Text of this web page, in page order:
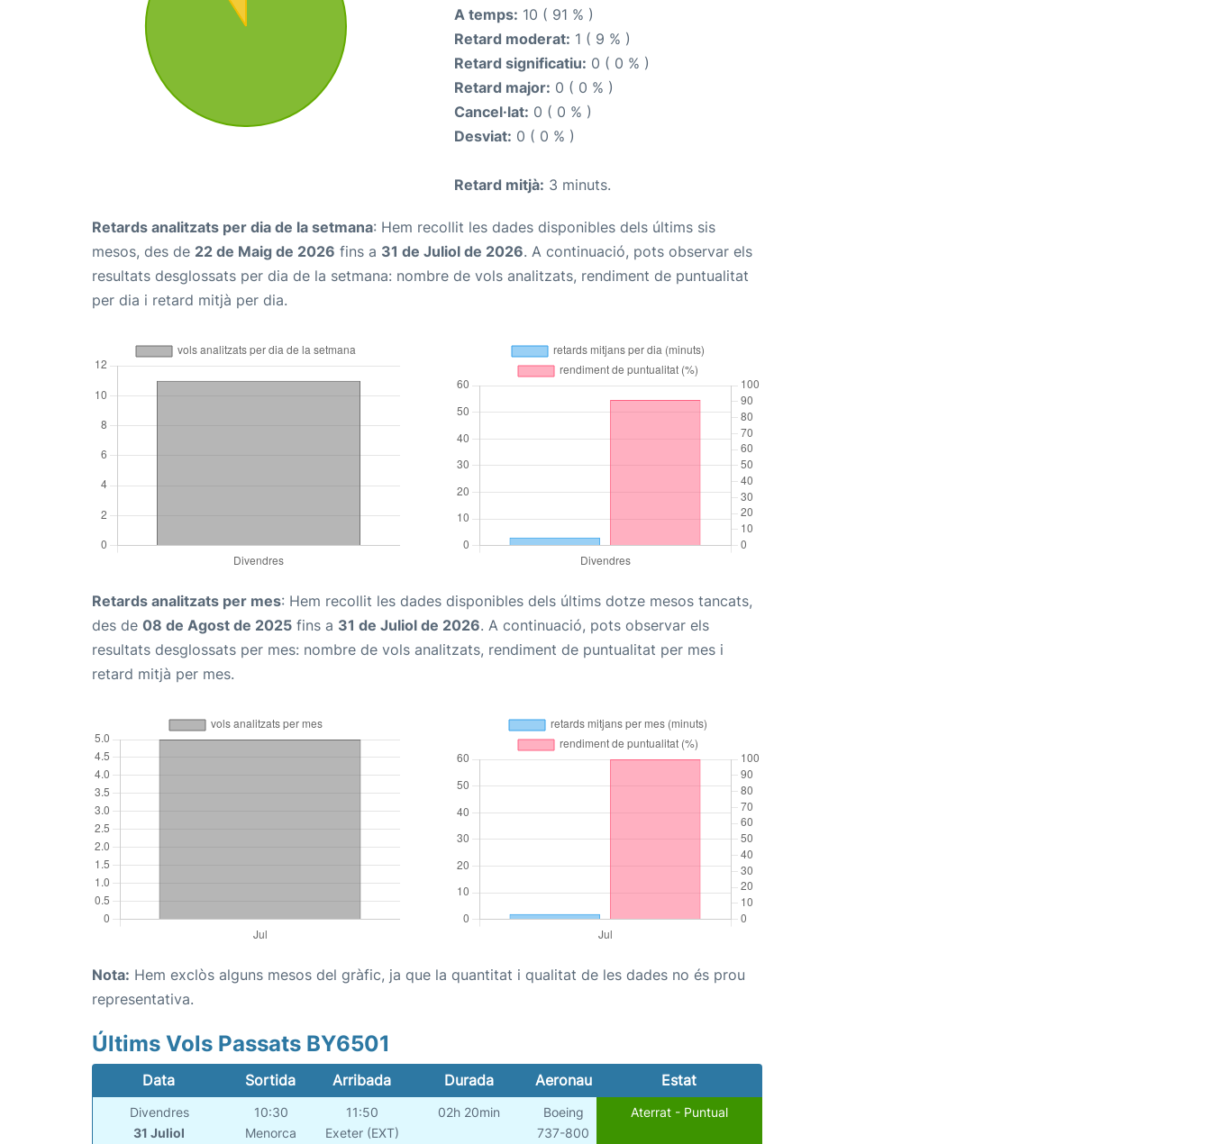
A temps: 10 ( 91 % )
Retard moderat: 1 ( 9 % )
Retard significatiu: 0 ( 0 % )
Retard major: 0 ( 0 % )
Cancel·lat: 0 ( 0 % )
Desviat: 0 ( 0 % )
Retard mitjà: 3 minuts.
Retards analitzats per dia de la setmana: Hem recollit les dades disponibles dels últims sis
mesos, des de 22 de Maig de 2026 fins a 31 de Juliol de 2026. A continuació, pots observar els
resultats desglossats per dia de la setmana: nombre de vols analitzats, rendiment de puntualitat
per dia i retard mitjà per dia.
Retards analitzats per mes: Hem recollit les dades disponibles dels últims dotze mesos tancats,
des de 08 de Agost de 2025 fins a 31 de Juliol de 2026. A continuació, pots observar els
resultats desglossats per mes: nombre de vols analitzats, rendiment de puntualitat per mes i
retard mitjà per mes.
Nota: Hem exclòs alguns mesos del gràfic, ja que la quantitat i qualitat de les dades no és prou
representativa.
Últims Vols Passats BY6501
Data Sortida Arribada Durada Aeronau Estat
Divendres
31 Juliol
10:30
Menorca
11:50
Exeter (EXT)
02h 20min
Boeing
737-800
Aterrat - Puntual